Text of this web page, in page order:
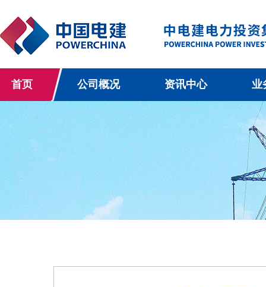
首页 公司概况 资讯中心 业